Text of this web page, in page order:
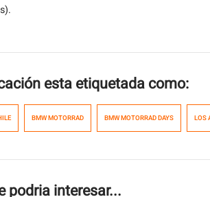
esta etiquetada como:
BMW MOTORRAD BMW MOTORRAD DAYS LOS
podria interesar...